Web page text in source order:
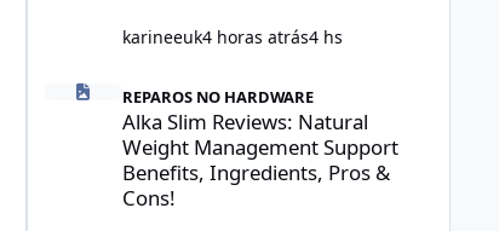
karineeuk4 horas atrás4 hs
Alka Slim Reviews: Natural Weight Management
REPAROS NO HARDWARE
Alka Slim Reviews: Natural
Weight Management Support
Benefits, Ingredients, Pros &
Cons!